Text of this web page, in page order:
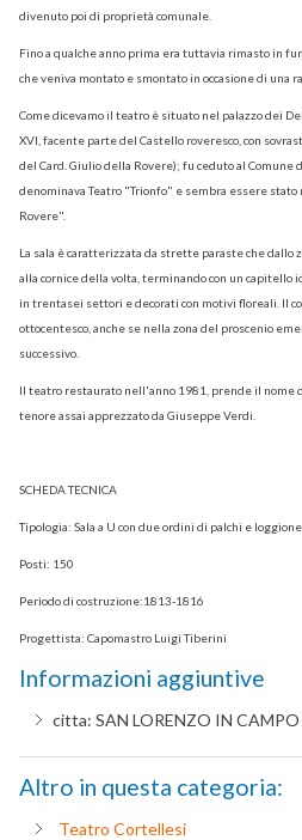
divenuto poi di proprietà comunale.
Fino a qualche anno prima era tuttavia rimasto in
che veniva montato e smontato in occasione di una
Come dicevamo il teatro è situato nel palazzo dei
XVI, facente parte del Castello roveresco, con
del Card. Giulio della Rovere); fu ceduto al
denominava Teatro "Trionfo" e sembra essere stato
Rovere".
La sala è caratterizzata da strette paraste che dallo
alla cornice della volta, terminando con un capitello
in trentasei settori e decorati con motivi floreali. Il
ottocentesco, anche se nella zona del proscenio
successivo.
Il teatro restaurato nell'anno 1981, prende il nome
tenore assai apprezzato da Giuseppe Verdi.
SCHEDA TECNICA
Tipologia: Sala a U con due ordini di palchi e
Posti: 150
Periodo di costruzione:1813-1816
Progettista: Capomastro Luigi Tiberini
Informazioni aggiuntive
citta: SAN LORENZO IN CAMPO
Altro in questa categoria:
Teatro Cortellesi